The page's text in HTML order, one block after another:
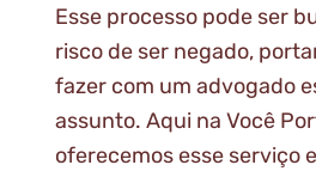
Esse processo pode ser
risco de ser negado,
fazer com um advogado
assunto. Aqui na Você
oferecemos esse serviço